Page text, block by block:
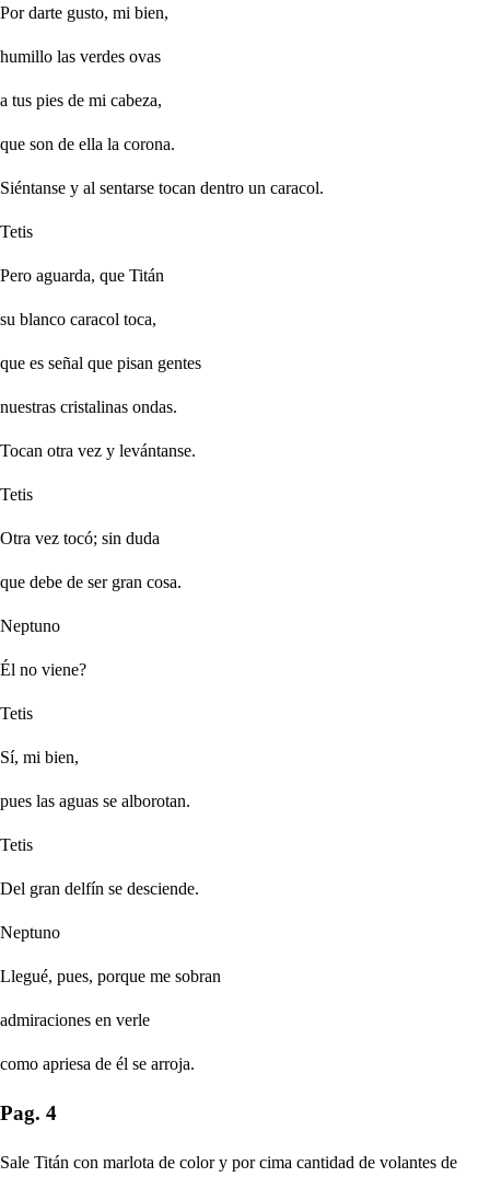
Por darte gusto, mi bien,
humillo las verdes ovas
a tus pies de mi cabeza,
que son de ella la corona.
Siéntanse y al sentarse tocan dentro un caracol.
Tetis
Pero aguarda, que Titán
su blanco caracol toca,
que es señal que pisan gentes
nuestras cristalinas ondas.
Tocan otra vez y levántanse.
Tetis
Otra vez tocó; sin duda
que debe de ser gran cosa.
Neptuno
Él no viene?
Tetis
Sí, mi bien,
pues las aguas se alborotan.
Tetis
Del gran delfín se desciende.
Neptuno
Llegué, pues, porque me sobran
admiraciones en verle
como apriesa de él se arroja.
Pag. 4
Sale Titán con marlota de color y por cima cantidad de volantes de